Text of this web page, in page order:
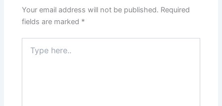
Your email address will not be published. Required
fields are marked *
here..